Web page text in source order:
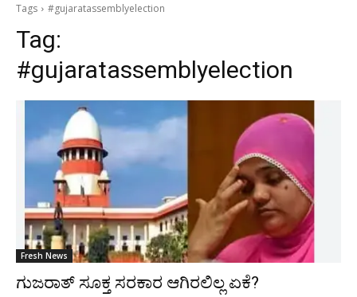
Tags #gujaratassemblyelection
Tag:
#gujaratassemblyelection
Fresh News
ಗುಜರಾತ್ ಸೂಕ್ತ ಸರಕಾರ ಆಗಿರಲಿಲ್ಲ ಏಕೆ?